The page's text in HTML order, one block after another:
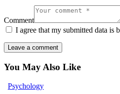
Comment
I agree that my submitted data is
You May Also Like
Psychology